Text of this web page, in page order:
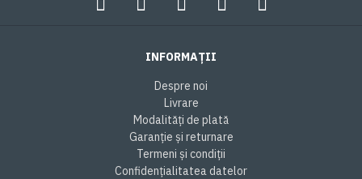
INFORMAȚII
Despre noi
Livrare
Modalități de plată
Garanție și returnare
Termeni și condiții
Confidențialitatea datelor